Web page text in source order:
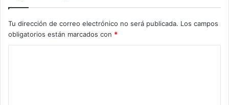
Tu dirección de correo electrónico no será publicada. Los campos
obligatorios están marcados con *